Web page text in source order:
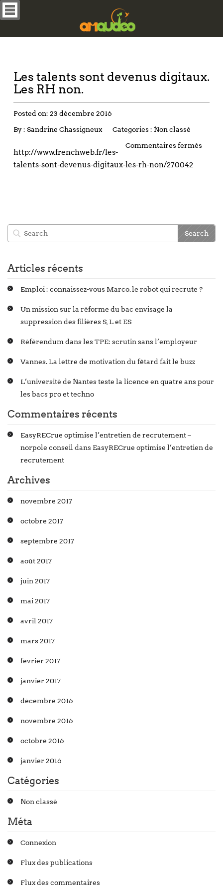
Les talents sont devenus digitaux.
Les RH non.
Posted on: 23 décembre 2016
By : Sandrine Chassigneux Categories : Non classé
Commentaires fermés
http://www.frenchweb.fr/les-
talents-sont-devenus-digitaux-les-rh-non/270042
Articles récents
Emploi : connaissez-vous Marco, le robot qui recrute ?
Un mission sur la réforme du bac envisage la
suppression des filières S, L et ES
Référendum dans les TPE: scrutin sans l’employeur
Vannes. La lettre de motivation du fêtard fait le buzz
L’université de Nantes teste la licence en quatre ans pour
les bacs pro et techno
Commentaires récents
EasyRECrue optimise l’entretien de recrutement –
norpole conseil dans EasyRECrue optimise l’entretien de
recrutement
Archives
novembre 2017
octobre 2017
septembre 2017
août 2017
juin 2017
mai 2017
avril 2017
mars 2017
février 2017
janvier 2017
décembre 2016
novembre 2016
octobre 2016
janvier 2016
Catégories
Non classé
Méta
Connexion
Flux des publications
Flux des commentaires